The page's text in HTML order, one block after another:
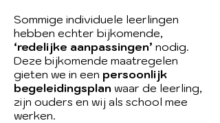
Sommige individuele leerlingen
hebben echter bijkomende,
‘redelijke aanpassingen’ nodig.
Deze bijkomende maatregelen
gieten we in een persoonlijk
begeleidingsplan waar de leerling,
zijn ouders en wij als school mee
werken.